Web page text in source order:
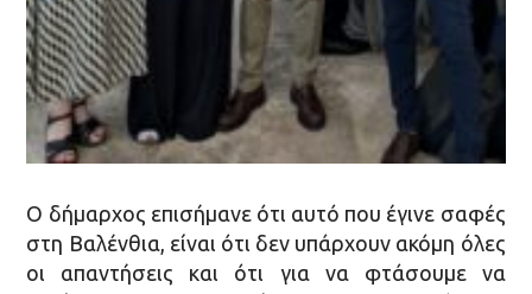
Ο δήμαρχος επισήμανε ότι αυτό που έγινε σαφές
στη Βαλένθια, είναι ότι δεν υπάρχουν ακόμη όλες
οι απαντήσεις και ότι για να φτάσουμε να